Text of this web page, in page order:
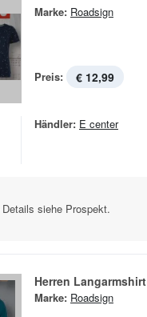
Marke: Roadsign
Preis: € 12,99
Händler: E center
Details siehe Prospekt.
Herren Langarmshirt
Marke: Roadsign